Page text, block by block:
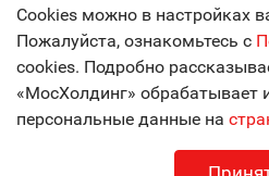
Карта сайта
© 2017 МОСХОЛДИНГ
технологии комфорта
Cookies можно в настройках
Пожалуйста, ознакомьтесь с
cookies. Подробно
«МосХолдинг»
персональные данные на